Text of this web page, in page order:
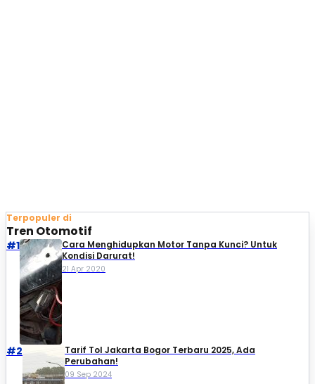
Terpopuler di
Tren Otomotif
#1
Cara Menghidupkan Motor Tanpa Kunci? Untuk
Kondisi Darurat!
21 Apr 2020
#2
Tarif Tol Jakarta Bogor Terbaru 2025, Ada
Perubahan!
09 Sep 2024